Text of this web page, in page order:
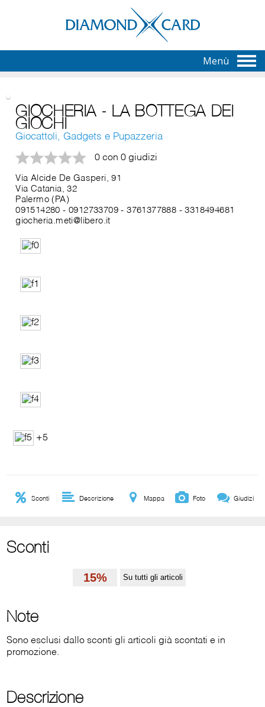
Menù
GIOCHERIA - LA BOTTEGA DEI
GIOCHI
Giocattoli, Gadgets e Pupazzeria
0 con 0 giudizi
Via Alcide De Gasperi, 91
Via Catania, 32
Palermo (PA)
091514280 - 0912733709 -3761377888 -3318494681
giocheria.meti@libero.it
+5
Sconti Descrizione Mappa Foto Giudizi
Sconti
15% Su tutti gli articoli
Note
Sono esclusi dallo sconti gli articoli già scontati e in
promozione.
Descrizione